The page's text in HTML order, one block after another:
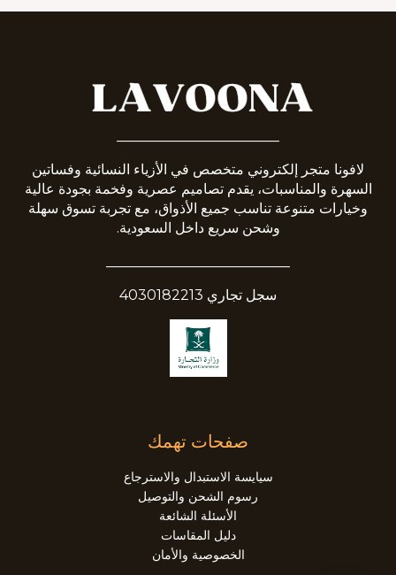
لافونا متجر إلكتروني متخصص في الأزياء النسائية وفساتين
السهرة والمناسبات، يقدم تصاميم عصرية وفخمة بجودة عالية
وخيارات متنوعة تناسب جميع الأذواق، مع تجربة تسوق سهلة
وشحن سريع داخل السعودية.
سجل تجاري 4030182213
صفحات تهمك
سيايسة الاستبدال والاسترجاع
رسوم الشحن والتوصيل
الأسئلة الشائعة
دليل المقاسات
الخصوصية والأمان